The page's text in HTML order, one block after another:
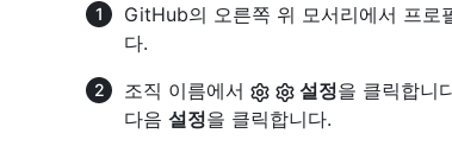
GitHub의 오른쪽 위 모서리에서 프로
다.
조직 이름에서
설정을 클릭합니
다음 설정을 클릭합니다.